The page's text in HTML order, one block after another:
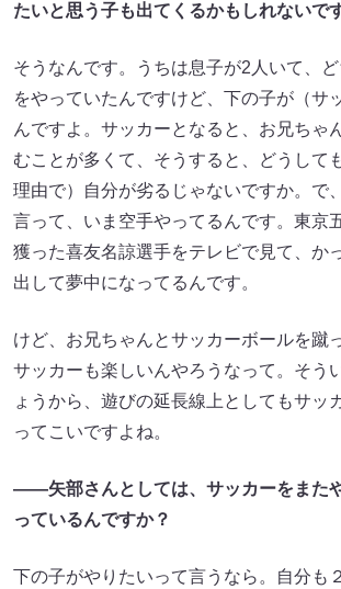
たいと思う子も出てくるかもしれないで
そうなんです。うちは息子が2人いて、
をやっていたんですけど、下の子が（サ
んですよ。サッカーとなると、お兄ちゃ
むことが多くて、そうすると、どうして
理由で）自分が劣るじゃないですか。で
言って、いま空手やってるんです。東京
獲った喜友名諒選手をテレビで見て、か
出して夢中になってるんです。
けど、お兄ちゃんとサッカーボールを蹴
サッカーも楽しいんやろうなって。そう
ょうから、遊びの延長線上としてもサッ
ってこいですよね。
――矢部さんとしては、サッカーをまた
っているんですか？
下の子がやりたいって言うなら。自分も